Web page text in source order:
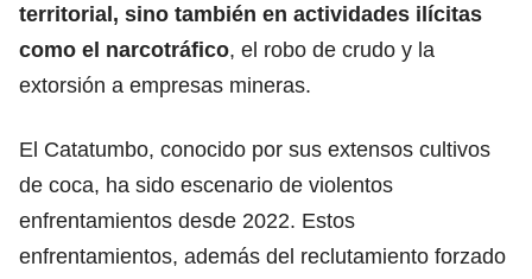
territorial, sino también en actividades ilícitas
como el narcotráfico, el robo de crudo y la
extorsión a empresas mineras.
El Catatumbo, conocido por sus extensos cultivos
de coca, ha sido escenario de violentos
enfrentamientos desde 2022. Estos
enfrentamientos, además del reclutamiento forzado